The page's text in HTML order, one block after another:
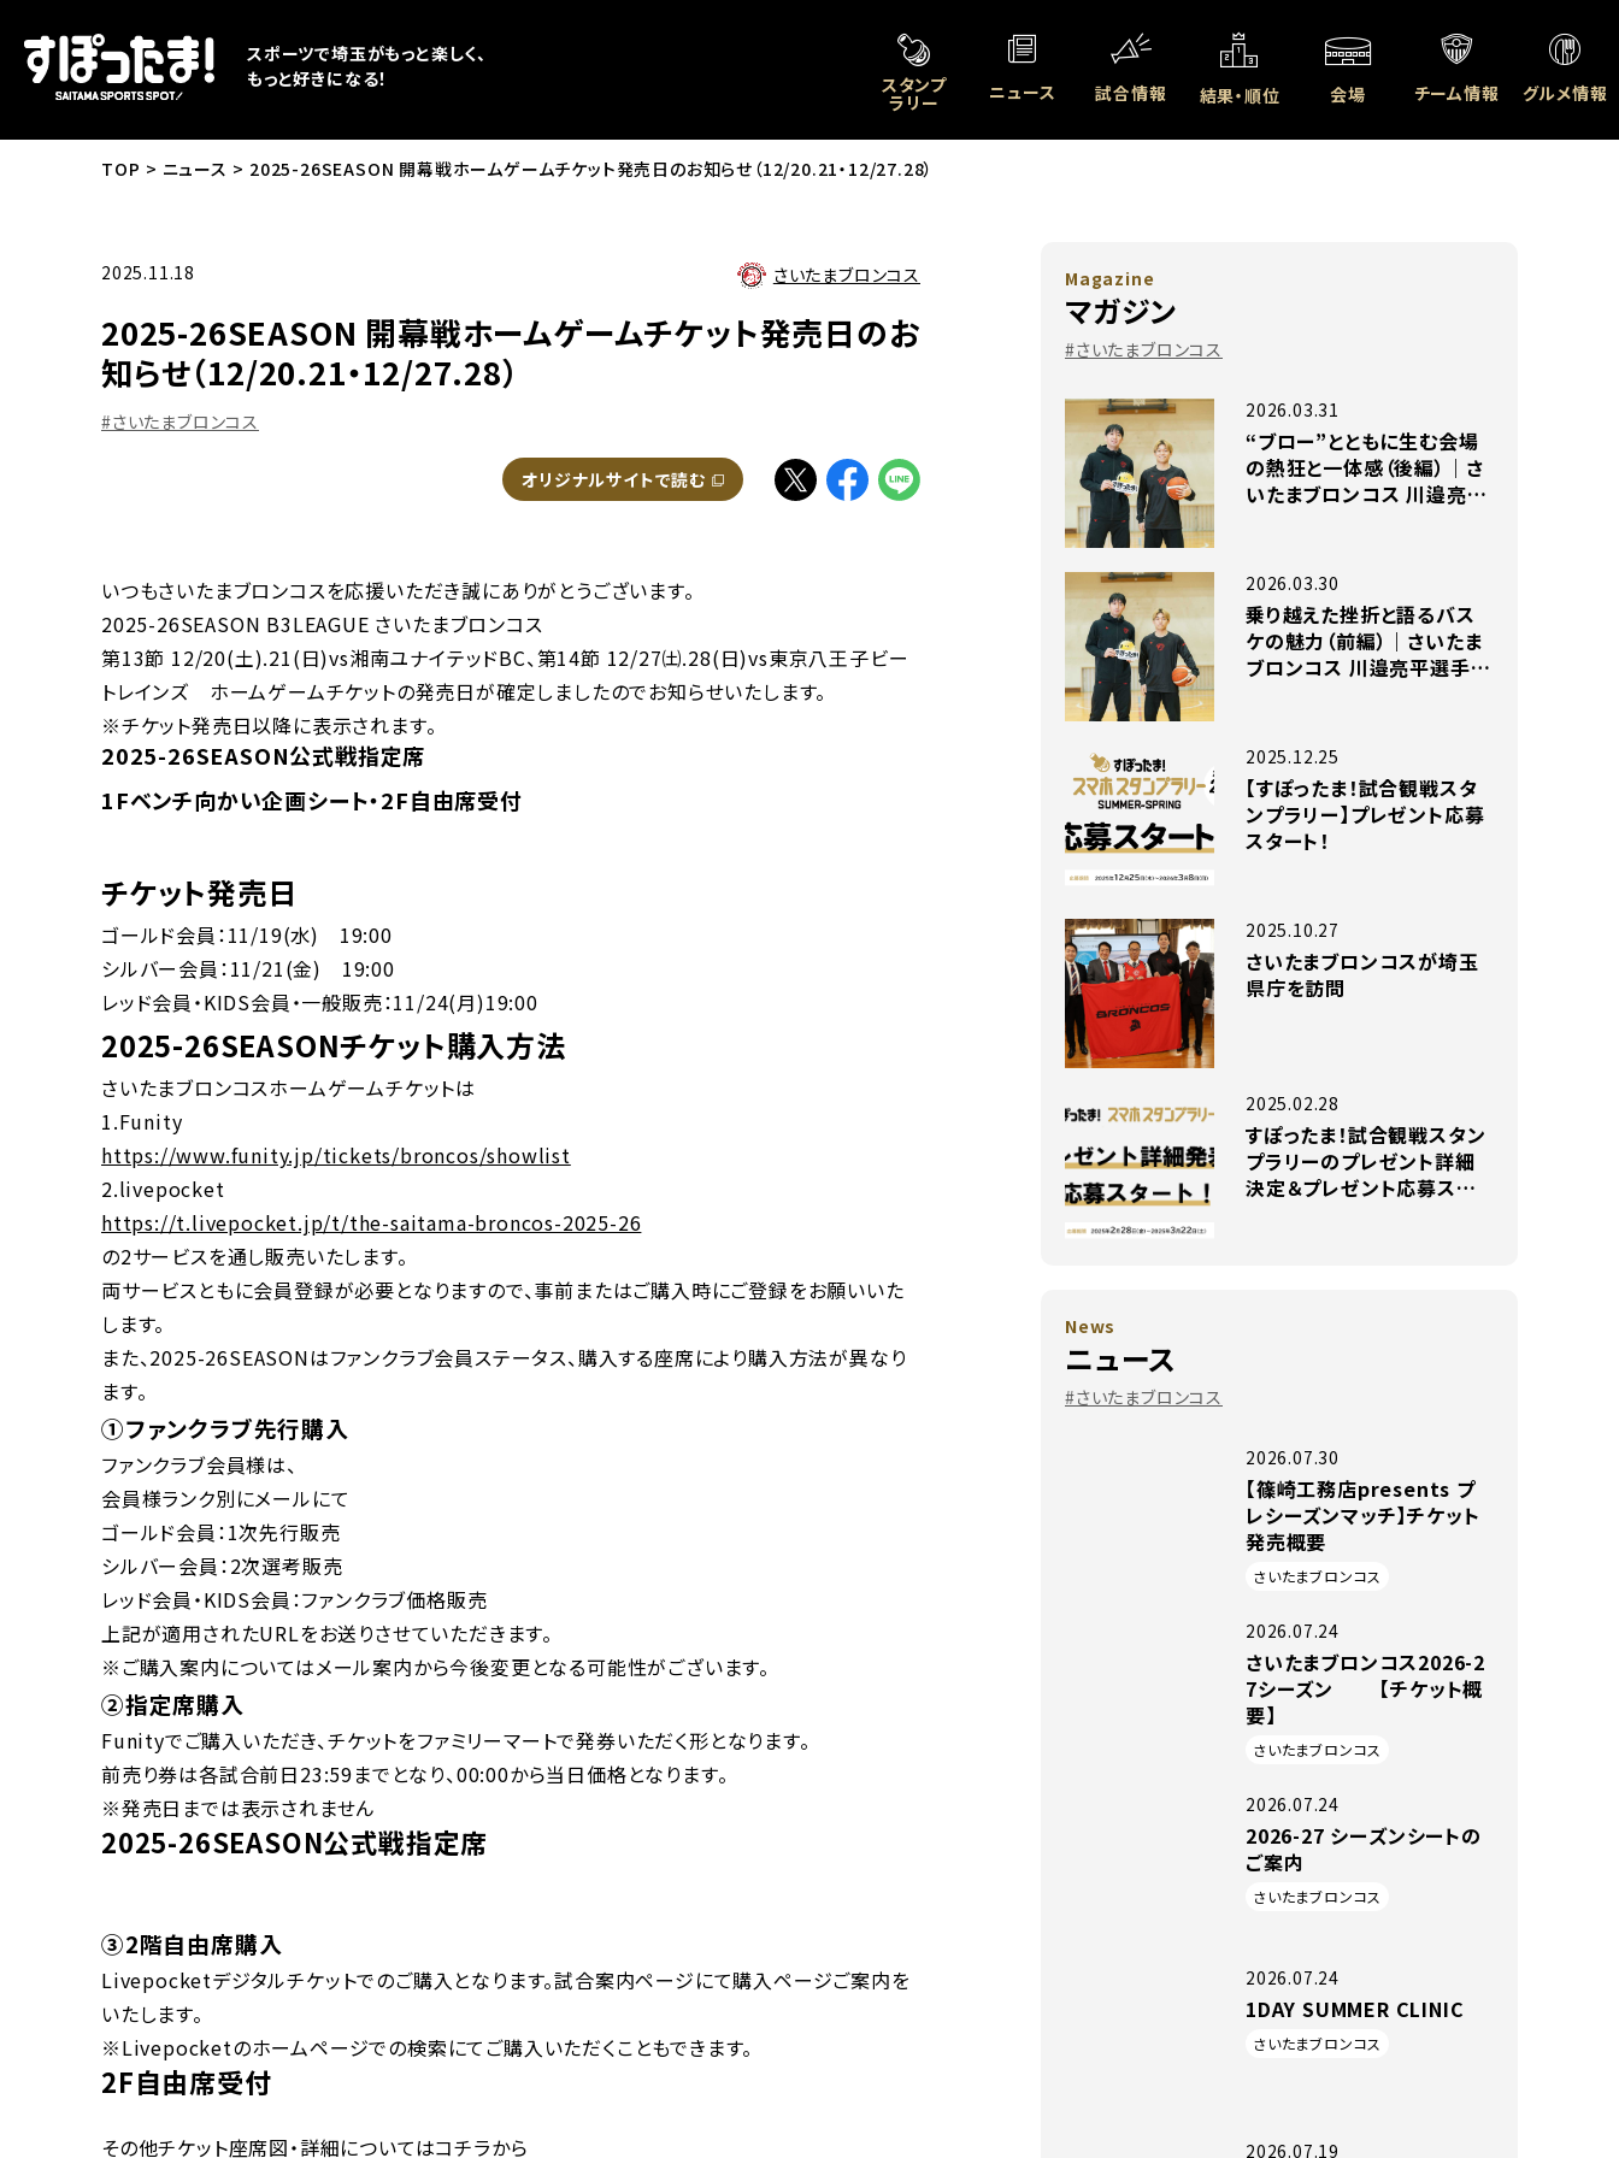
スポーツで埼玉がもっと楽しく、
もっと好きになる！
スタンプ
ラリー ニュース 試合情報 結果・順位 会場 チーム情報 グルメ情報
TOP ニュース 2025-26SEASON 開幕戦ホームゲームチケット発売日のお知らせ（12/20.21・12/27.28）
2025.11.18 さいたまブロンコス
2025-26SEASON 開幕戦ホームゲームチケット発売日のお
知らせ（12/20.21・12/27.28）
#さいたまブロンコス
オリジナルサイトで読む 別ウィンドウで開く
いつもさいたまブロンコスを応援いただき誠にありがとうございます。
2025-26SEASON B3LEAGUE さいたまブロンコス
第13節 12/20(土).21(日)vs湘南ユナイテッドBC、第14節 12/27㈯.28(日)vs東京八王子ビー
トレインズ ホームゲームチケットの発売日が確定しましたのでお知らせいたします。
※チケット発売日以降に表示されます。
2025-26SEASON公式戦指定席
1Fベンチ向かい企画シート・2F自由席受付別ウィンドウで開く
チケット発売日
ゴールド会員：11/19(水) 19:00
シルバー会員：11/21(金) 19:00
レッド会員・KIDS会員・一般販売：11/24(月)19:00
2025-26SEASONチケット購入方法
さいたまブロンコスホームゲームチケットは
1.Funity
https://www.funity.jp/tickets/broncos/showlist
2.livepocket
https://t.livepocket.jp/t/the-saitama-broncos-2025-26
の2サービスを通し販売いたします。
両サービスともに会員登録が必要となりますので、事前またはご購入時にご登録をお願いいた
します。
また、2025-26SEASONはファンクラブ会員ステータス、購入する座席により購入方法が異なり
ます。
①ファンクラブ先行購入
ファンクラブ会員様は、
会員様ランク別にメールにて
ゴールド会員：1次先行販売
シルバー会員：2次選考販売
レッド会員・KIDS会員：ファンクラブ価格販売
上記が適用されたURLをお送りさせていただきます。
※ご購入案内についてはメール案内から今後変更となる可能性がございます。
②指定席購入
Funityでご購入いただき、チケットをファミリーマートで発券いただく形となります。
前売り券は各試合前日23:59までとなり、00:00から当日価格となります。
※発売日までは表示されません
2025-26SEASON公式戦指定席
③2階自由席購入
Livepocketデジタルチケットでのご購入となります。試合案内ページにて購入ページご案内を
いたします。
※Livepocketのホームページでの検索にてご購入いただくこともできます。
2F自由席受付別ウィンドウで開く
その他チケット座席図・詳細についてはコチラから
Magazine
マガジン
#さいたまブロンコス
“ブロー”とともに生む会場
の熱狂と一体感（後編）｜さ
いたまブロンコス 川邉亮平
2026.03.31
乗り越えた挫折と語るバス
ケの魅力（前編）｜さいたま
ブロンコス 川邉亮平選手×
2026.03.30
【すぽったま！試合観戦スタ
ンプラリー】プレゼント応募
スタート！
2025.12.25
さいたまブロンコスが埼玉
県庁を訪問
2025.10.27
すぽったま！試合観戦スタン
プラリーのプレゼント詳細
決定＆プレゼント応募スタ
2025.02.28
News
ニュース
#さいたまブロンコス
【篠崎工務店presents プ
レシーズンマッチ】チケット
発売概要
さいたまブロンコス
2026.07.30
さいたまブロンコス2026-2
7シーズン 【チケット概
要】
さいたまブロンコス
2026.07.24
2026-27 シーズンシートの
ご案内
さいたまブロンコス
2026.07.24
1DAY SUMMER CLINIC
さいたまブロンコス
2026.07.24
2026.07.19